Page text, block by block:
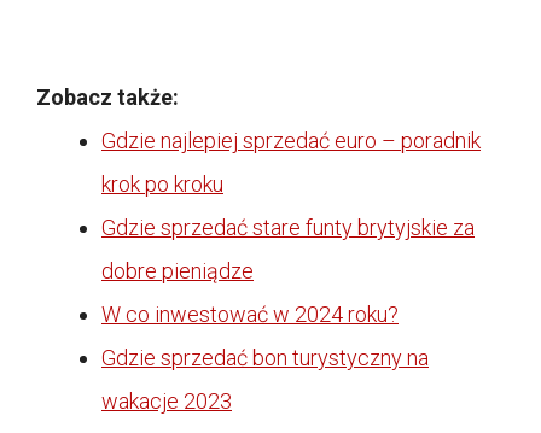
Zobacz także:
Gdzie najlepiej sprzedać euro – poradnik
krok po kroku
Gdzie sprzedać stare funty brytyjskie za
dobre pieniądze
W co inwestować w 2024 roku?
Gdzie sprzedać bon turystyczny na
wakacje 2023